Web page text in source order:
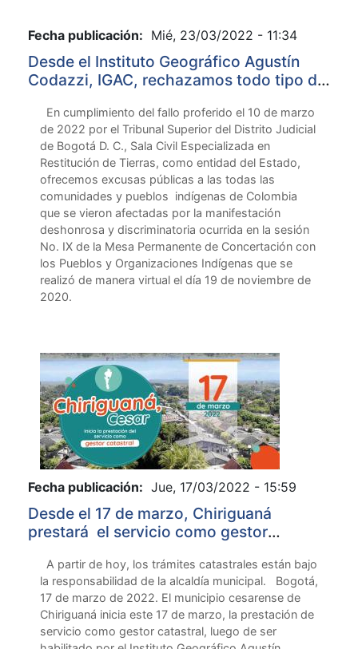
Fecha publicación: Mié, 23/03/2022 - 11:34
Desde el Instituto Geográfico Agustín
Codazzi, IGAC, rechazamos todo tipo de
la dignidad humana, la honra y la
diversidad cultural.
En cumplimiento del fallo proferido el 10 de marzo
de 2022 por el Tribunal Superior del Distrito Judicial
de Bogotá D. C., Sala Civil Especializada en
Restitución de Tierras, como entidad del Estado,
ofrecemos excusas públicas a las todas las
comunidades y pueblos indígenas de Colombia
que se vieron afectadas por la manifestación
deshonrosa y discriminatoria ocurrida en la sesión
No. IX de la Mesa Permanente de Concertación con
los Pueblos y Organizaciones Indígenas que se
realizó de manera virtual el día 19 de noviembre de
2020.
Fecha publicación: Jue, 17/03/2022 - 15:59
Desde el 17 de marzo, Chiriguaná
prestará el servicio como gestor
A partir de hoy, los trámites catastrales están bajo
la responsabilidad de la alcaldía municipal. Bogotá,
17 de marzo de 2022. El municipio cesarense de
Chiriguaná inicia este 17 de marzo, la prestación de
servicio como gestor catastral, luego de ser